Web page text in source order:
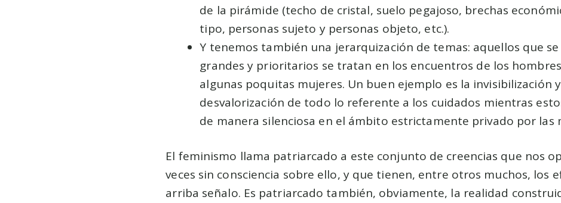
de la pirámide (techo de cristal, suelo pegajoso, brechas
tipo, personas sujeto y personas objeto, etc.).
Y tenemos también una jerarquización de temas: aquellos que
grandes y prioritarios se tratan en los encuentros de los
algunas poquitas mujeres. Un buen ejemplo es la invisibilización y
desvalorización de todo lo referente a los cuidados mientras
de manera silenciosa en el ámbito estrictamente privado por las
El feminismo llama patriarcado a este conjunto de creencias que nos
veces sin consciencia sobre ello, y que tienen, entre otros muchos, los
arriba señalo. Es patriarcado también, obviamente, la realidad